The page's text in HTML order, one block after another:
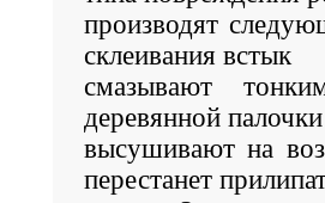
производят
склеивания встык
смазывают
деревянной
высушивают на
перестанет